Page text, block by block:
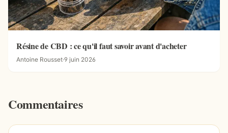
Résine de CBD : ce qu'il faut savoir avant d'acheter
Antoine Rousset·9 juin 2026
Commentaires